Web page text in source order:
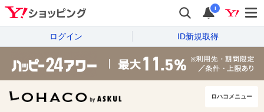
i
ログイン ID新規取得
ロハコメニュー